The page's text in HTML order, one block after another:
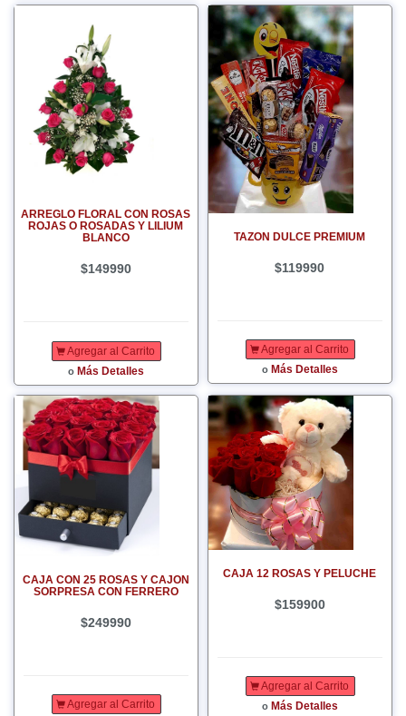
ARREGLO FLORAL CON ROSAS
ROJAS O ROSADAS Y LILIUM
BLANCO
$149990
Agregar al Carrito
o Más Detalles
TAZON DULCE PREMIUM
$119990
Agregar al Carrito
o Más Detalles
CAJA CON 25 ROSAS Y CAJON
SORPRESA CON FERRERO
$249990
Agregar al Carrito
CAJA 12 ROSAS Y PELUCHE
$159900
Agregar al Carrito
o Más Detalles